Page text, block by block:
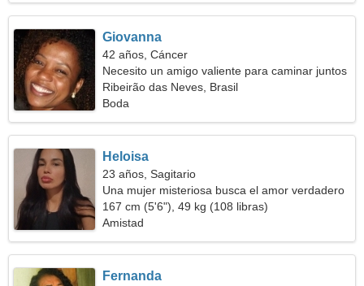
Giovanna
42 años, Cáncer
Necesito un amigo valiente para caminar juntos
Ribeirão das Neves, Brasil
Boda
Heloisa
23 años, Sagitario
Una mujer misteriosa busca el amor verdadero
167 cm (5'6"), 49 kg (108 libras)
Amistad
Fernanda